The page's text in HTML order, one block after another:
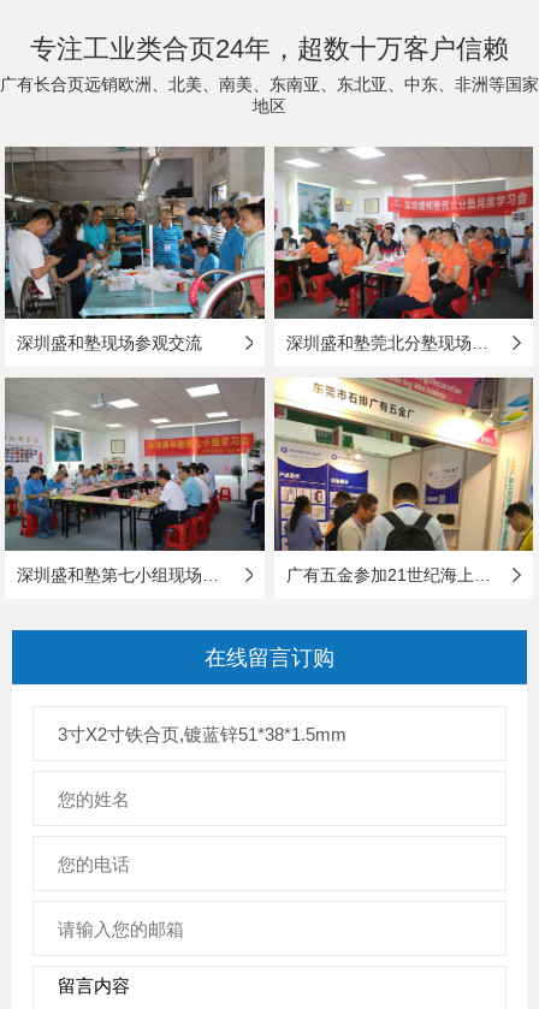
专注工业类合页24年，超数十万客户信赖
广有长合页远销欧洲、北美、南美、东南亚、东北亚、中东、非洲等国家
地区
深圳盛和塾现场参观交流 深圳盛和塾莞北分塾现场参观与学习
在线留言订购